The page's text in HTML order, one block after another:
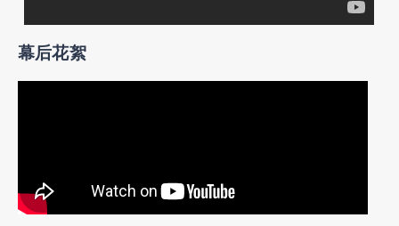
幕后花絮